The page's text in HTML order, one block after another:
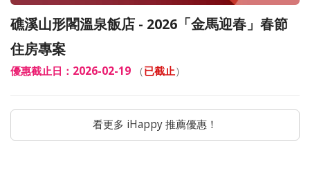
礁溪山形閣溫泉飯店 - 2026「金馬迎春」春節
住房專案
優惠截止日：2026-02-19 （已截止）
看更多 iHappy 推薦優惠！